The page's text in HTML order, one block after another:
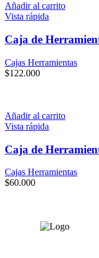
Añadir al carrito
Vista rápida
Caja de
Cajas Herramientas
$122.000
Añadir al carrito
Vista rápida
Caja de
Cajas Herramientas
$60.000